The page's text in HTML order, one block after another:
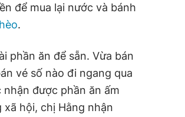
để mua lại nước và bánh
.
phần ăn để sẵn. Vừa bán
vé số nào đi ngang qua
được phần ăn ấm
hội, chị Hằng nhận